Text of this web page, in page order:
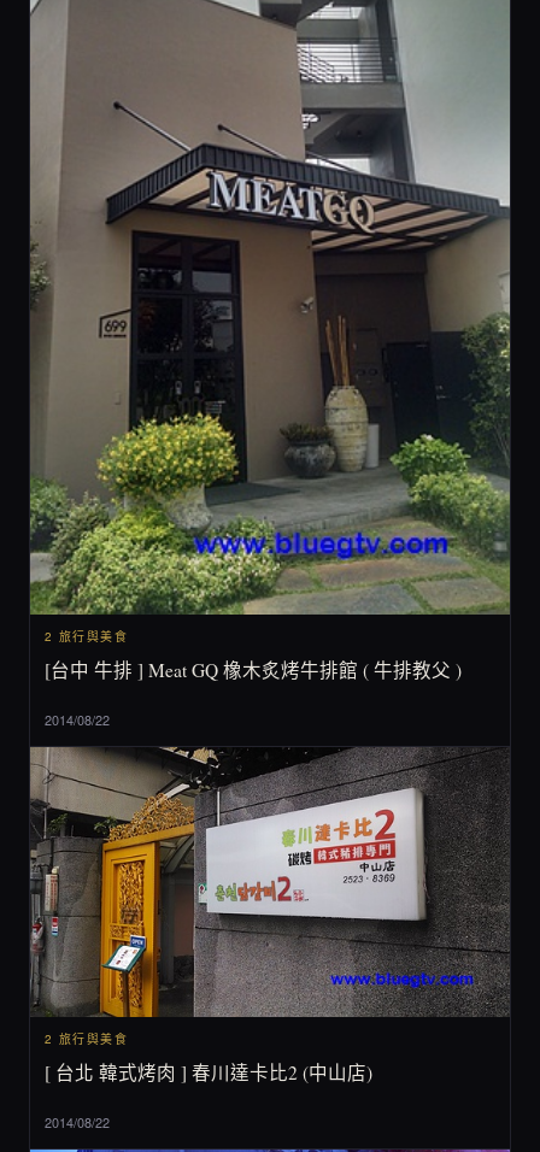
2 旅行與美食
[台中 牛排 ] Meat GQ 橡木炙烤牛排館 ( 牛排教父 )
2014/08/22
2 旅行與美食
[ 台北 韓式烤肉 ] 春川達卡比2 (中山店)
2014/08/22